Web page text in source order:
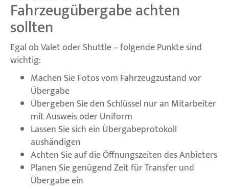
Fahrzeugübergabe achten
sollten
Egal ob Valet oder Shuttle – folgende Punkte sind
wichtig:
Machen Sie Fotos vom Fahrzeugzustand vor
Übergabe
Übergeben Sie den Schlüssel nur an Mitarbeiter
mit Ausweis oder Uniform
Lassen Sie sich ein Übergabeprotokoll
aushändigen
Achten Sie auf die Öffnungszeiten des Anbieters
Planen Sie genügend Zeit für Transfer und
Übergabe ein